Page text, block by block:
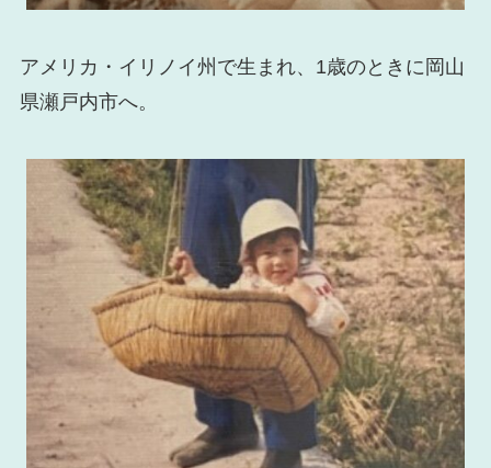
アメリカ・イリノイ州で生まれ、1歳のときに岡山
県瀬戸内市へ。